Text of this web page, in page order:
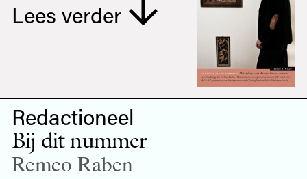
Lees verder
Redactioneel
Bij dit nummer
Remco Raben